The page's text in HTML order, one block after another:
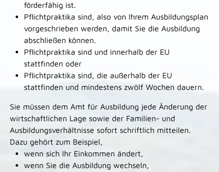
förderfähig ist.
Pflichtpraktika sind, also von Ihrem Ausbildungsplan
vorgeschrieben werden, damit Sie die Ausbildung
abschließen können.
Pflichtpraktika sind und innerhalb der EU
stattfinden oder
Pflichtpraktika sind, die außerhalb der EU
stattfinden und mindestens zwölf Wochen dauern.
Sie müssen dem Amt für Ausbildung jede Änderung der
wirtschaftlichen Lage sowie der Familien- und
Ausbildungsverhältnisse sofort schriftlich mitteilen.
Dazu gehört zum Beispiel,
wenn sich Ihr Einkommen ändert,
wenn Sie die Ausbildung wechseln,